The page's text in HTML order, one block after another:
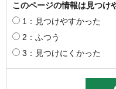
このページの情報は見つけ
1：見つけやすかった
2：ふつう
3：見つけにくかった